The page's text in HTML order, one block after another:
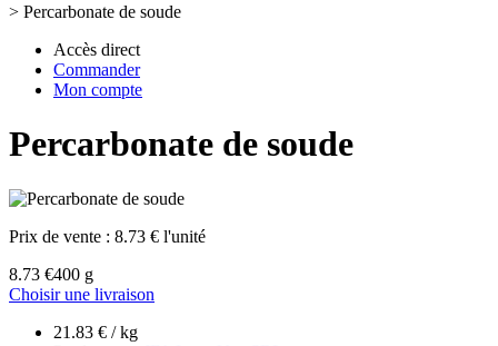
> Percarbonate de soude
Accès direct
Commander
Mon compte
Percarbonate de soude
Prix de vente : 8.73 € l'unité
8.73 €400 g
Choisir une livraison
21.83 € / kg